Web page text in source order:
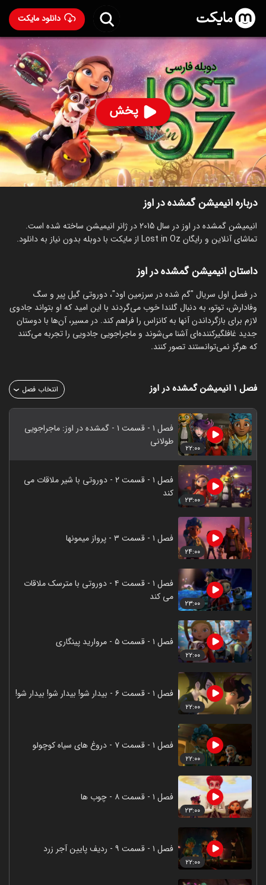
دانلود مایکت
پخش
انیمیشن گمشده در اوز با دوبله فارسی- Lost in Oz 2015
۳۴۷ 90% ۷.۵
ساخت بریتانیا سال 2015
رده سنی ۷+
سریال
انیمیشن خانوادگی کمدی
توضیحات قسمت‌ها انیمیشن‌های مشابه
درباره انیمیشن گمشده در اوز
انیمیشن گمشده در اوز در سال 2015 در ژانر انیمیشن ساخته شده است.
تماشای آنلاین و رایگان Lost in Oz از مایکت با دوبله بدون نیاز به دانلود.
داستان انیمیشن گمشده در اوز
در فصل اول سریال "گم شده در سرزمین اود"، دوروتی گیل پیر و سگ
وفادارش، توتو، به دنبال گلندا خوب می‌گردند با این امید که او بتواند جادوی
لازم برای بازگرداندن آنها به کانزاس را فراهم کند. در مسیر، آن‌ها با دوستان
جدید غافلگیرکننده‌ای آشنا می‌شوند و ماجراجویی جادویی را تجربه می‌کنند
که هرگز نمی‌توانستند تصور کنند.
فصل ۱ انیمیشن گمشده در اوز انتخاب فصل
۲۲:۰۰
فصل ۱ - قسمت ۱ - گمشده در اوز: ماجراجویی
طولانی
۲۳:۰۰
فصل ۱ - قسمت ۲ - دوروتی با شیر ملاقات می
کند
۲۴:۰۰
فصل ۱ - قسمت ۳ - پرواز میمونها
۲۳:۰۰
فصل ۱ - قسمت ۴ - دوروتی با مترسک ملاقات
می کند
۲۲:۰۰
فصل ۱ - قسمت ۵ - مروارید پینگاری
۲۲:۰۰
فصل ۱ - قسمت ۶ - بیدار شو! بیدار شو! بیدار شو!
۲۲:۰۰
فصل ۱ - قسمت ۷ - دروغ های سیاه کوچولو
۲۳:۰۰
فصل ۱ - قسمت ۸ - چوب ها
۲۲:۰۰
فصل ۱ - قسمت ۹ - ردیف پایین آجر زرد